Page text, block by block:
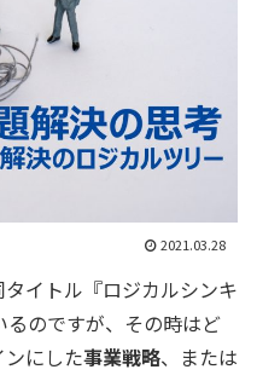
2021.03.28
イトル『ロジカルシンキ
るのですが、その時はど
ンにした事業戦略、または